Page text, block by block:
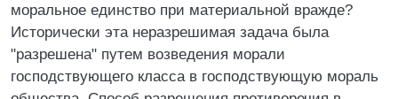
моральное единство при материальной вражде?
Исторически эта неразрешимая задача была
"разрешена" путем возведения морали
господствующего класса в господствующую мораль